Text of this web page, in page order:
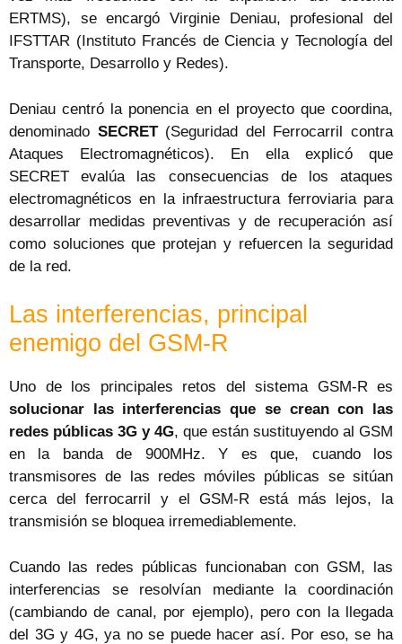
ERTMS), se encargó Virginie Deniau, profesional del
IFSTTAR (Instituto Francés de Ciencia y Tecnología del
Transporte, Desarrollo y Redes).
Deniau centró la ponencia en el proyecto que coordina,
denominado SECRET(Seguridad del Ferrocarril contra
Ataques Electromagnéticos). En ella explicó que
SECRET evalúa las consecuencias de los ataques
electromagnéticos en la infraestructura ferroviaria para
desarrollar medidas preventivas y de recuperación así
como soluciones que protejan y refuercen la seguridad
de la red.
Las interferencias, principal
enemigo del GSM-R
Uno de los principales retos del sistema GSM-R es
solucionar las interferencias que se crean con las
redes públicas 3G y 4G, que están sustituyendo al GSM
en la banda de 900MHz. Y es que, cuando los
transmisores de las redes móviles públicas se sitúan
cerca del ferrocarril y el GSM-R está más lejos, la
transmisión se bloquea irremediablemente.
Cuando las redes públicas funcionaban con GSM, las
interferencias se resolvían mediante la coordinación
(cambiando de canal, por ejemplo), pero con la llegada
del 3G y 4G, ya no se puede hacer así. Por eso, se ha